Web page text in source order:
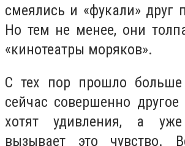
смеялись и «фукали» друг
Но тем не менее, они
«кинотеатры моряков».
С тех пор прошло
сейчас совершенно
хотят удивления, а
вызывает это чувство.